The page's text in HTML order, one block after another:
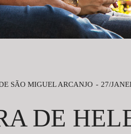
SÃO MIGUEL ARCANJO 27/
DE